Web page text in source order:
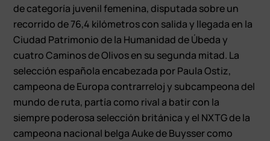
de categoría juvenil femenina, disputada sobre un
recorrido de 76,4 kilómetros con salida y llegada en la
Ciudad Patrimonio de la Humanidad de Úbeda y
cuatro Caminos de Olivos en su segunda mitad. La
selección española encabezada por Paula Ostiz,
campeona de Europa contrarreloj y subcampeona del
mundo de ruta, partía como rival a batir con la
siempre poderosa selección británica y el NXTG de la
campeona nacional belga Auke de Buysser como